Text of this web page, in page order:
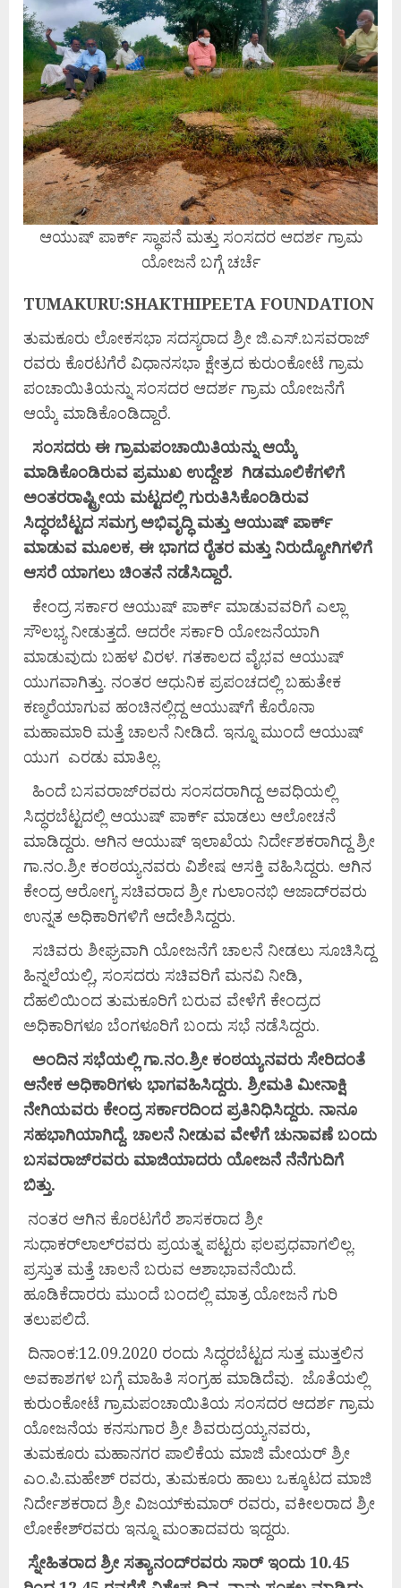
ಆಯುಷ್ ಪಾರ್ಕ್ ಸ್ಥಾಪನೆ ಮತ್ತು ಸಂಸದರ ಆದರ್ಶ ಗ್ರಾಮ
ಯೋಜನೆ ಬಗ್ಗೆ ಚರ್ಚೆ
TUMAKURU:SHAKTHIPEETA FOUNDATION
ತುಮಕೂರು ಲೋಕಸಭಾ ಸದಸ್ಯರಾದ ಶ್ರೀ ಜಿ.ಎಸ್.ಬಸವರಾಜ್
ರವರು ಕೊರಟಗೆರೆ ವಿಧಾನಸಭಾ ಕ್ಷೇತ್ರದ ಕುರುಂಕೋಟೆ ಗ್ರಾಮ
ಪಂಚಾಯಿತಿಯನ್ನು ಸಂಸದರ ಆದರ್ಶ ಗ್ರಾಮ ಯೋಜನೆಗೆ
ಆಯ್ಕೆ ಮಾಡಿಕೊಂಡಿದ್ದಾರೆ.
ಸಂಸದರು ಈ ಗ್ರಾಮಪಂಚಾಯಿತಿಯನ್ನು ಆಯ್ಕೆ
ಮಾಡಿಕೊಂಡಿರುವ ಪ್ರಮುಖ ಉದ್ದೇಶ ಗಿಡಮೂಲಿಕೆಗಳಿಗೆ
ಅಂತರರಾಷ್ಟ್ರೀಯ ಮಟ್ಟದಲ್ಲಿ ಗುರುತಿಸಿಕೊಂಡಿರುವ
ಸಿದ್ಧರಬೆಟ್ಟದ ಸಮಗ್ರ ಅಭಿವೃದ್ಧಿ ಮತ್ತು ಆಯುಷ್ ಪಾರ್ಕ್
ಮಾಡುವ ಮೂಲಕ, ಈ ಭಾಗದ ರೈತರ ಮತ್ತು ನಿರುದ್ಯೋಗಿಗಳಿಗೆ
ಆಸರೆ ಯಾಗಲು ಚಿಂತನೆ ನಡೆಸಿದ್ದಾರೆ.
ಕೇಂದ್ರ ಸರ್ಕಾರ ಆಯುಷ್ ಪಾರ್ಕ್ ಮಾಡುವವರಿಗೆ ಎಲ್ಲಾ
ಸೌಲಭ್ಯ ನೀಡುತ್ತದೆ. ಆದರೇ ಸರ್ಕಾರಿ ಯೋಜನೆಯಾಗಿ
ಮಾಡುವುದು ಬಹಳ ವಿರಳ. ಗತಕಾಲದ ವೈಭವ ಆಯುಷ್
ಯುಗವಾಗಿತ್ತು. ನಂತರ ಆಧುನಿಕ ಪ್ರಪಂಚದಲ್ಲಿ ಬಹುತೇಕ
ಕಣ್ಮರೆಯಾಗುವ ಹಂಚಿನಲ್ಲಿದ್ದ ಆಯುಷ್‌ಗೆ ಕೊರೊನಾ
ಮಹಾಮಾರಿ ಮತ್ತೆ ಚಾಲನೆ ನೀಡಿದೆ. ಇನ್ನೂ ಮುಂದೆ ಆಯುಷ್
ಯುಗ ಎರಡು ಮಾತಿಲ್ಲ.
ಹಿಂದೆ ಬಸವರಾಜ್‌ರವರು ಸಂಸದರಾಗಿದ್ದ ಅವಧಿಯಲ್ಲಿ
ಸಿದ್ಧರಬೆಟ್ಟದಲ್ಲಿ ಆಯುಷ್ ಪಾರ್ಕ್ ಮಾಡಲು ಆಲೋಚನೆ
ಮಾಡಿದ್ದರು. ಆಗಿನ ಆಯುಷ್ ಇಲಾಖೆಯ ನಿರ್ದೇಶಕರಾಗಿದ್ದ ಶ್ರೀ
ಗಾ.ನಂ.ಶ್ರೀ ಕಂಠಯ್ಯನವರು ವಿಶೇಷ ಆಸಕ್ತಿ ವಹಿಸಿದ್ದರು. ಆಗಿನ
ಕೇಂದ್ರ ಆರೋಗ್ಯ ಸಚಿವರಾದ ಶ್ರೀ ಗುಲಾಂನಭಿ ಆಜಾದ್‌ರವರು
ಉನ್ನತ ಅಧಿಕಾರಿಗಳಿಗೆ ಆದೇಶಿಸಿದ್ದರು.
ಸಚಿವರು ಶೀಘ್ರವಾಗಿ ಯೋಜನೆಗೆ ಚಾಲನೆ ನೀಡಲು ಸೂಚಿಸಿದ್ದ
ಹಿನ್ನಲೆಯಲ್ಲಿ, ಸಂಸದರು ಸಚಿವರಿಗೆ ಮನವಿ ನೀಡಿ,
ದೆಹಲಿಯಿಂದ ತುಮಕೂರಿಗೆ ಬರುವ ವೇಳೆಗೆ ಕೇಂದ್ರದ
ಅಧಿಕಾರಿಗಳೂ ಬೆಂಗಳೂರಿಗೆ ಬಂದು ಸಭೆ ನಡೆಸಿದ್ದರು.
ಅಂದಿನ ಸಭೆಯಲ್ಲಿ ಗಾ.ನಂ.ಶ್ರೀ ಕಂಠಯ್ಯನವರು ಸೇರಿದಂತೆ
ಆನೇಕ ಅಧಿಕಾರಿಗಳು ಭಾಗವಹಿಸಿದ್ದರು. ಶ್ರೀಮತಿ ಮೀನಾಕ್ಷಿ
ನೇಗಿಯವರು ಕೇಂದ್ರ ಸರ್ಕಾರದಿಂದ ಪ್ರತಿನಿಧಿಸಿದ್ದರು. ನಾನೂ
ಸಹಭಾಗಿಯಾಗಿದ್ದೆ. ಚಾಲನೆ ನೀಡುವ ವೇಳೆಗೆ ಚುನಾವಣೆ ಬಂದು
ಬಸವರಾಜ್‌ರವರು ಮಾಜಿಯಾದರು ಯೋಜನೆ ನೆನೆಗುದಿಗೆ
ಬಿತ್ತು.
ನಂತರ ಆಗಿನ ಕೊರಟಗೆರೆ ಶಾಸಕರಾದ ಶ್ರೀ
ಸುಧಾಕರ್‌ಲಾಲ್‌ರವರು ಪ್ರಯತ್ನ ಪಟ್ಟರು ಫಲಪ್ರಧವಾಗಲಿಲ್ಲ.
ಪ್ರಸ್ತುತ ಮತ್ತೆ ಚಾಲನೆ ಬರುವ ಆಶಾಭಾವನೆಯಿದೆ.
ಹೂಡಿಕೆದಾರರು ಮುಂದೆ ಬಂದಲ್ಲಿ ಮಾತ್ರ ಯೋಜನೆ ಗುರಿ
ತಲುಪಲಿದೆ.
ದಿನಾಂಕ:12.09.2020 ರಂದು ಸಿದ್ಧರಬೆಟ್ಟದ ಸುತ್ತ ಮುತ್ತಲಿನ
ಅವಕಾಶಗಳ ಬಗ್ಗೆ ಮಾಹಿತಿ ಸಂಗ್ರಹ ಮಾಡಿದೆವು. ಜೊತೆಯಲ್ಲಿ
ಕುರುಂಕೋಟೆ ಗ್ರಾಮಪಂಚಾಯಿತಿಯ ಸಂಸದರ ಆದರ್ಶ ಗ್ರಾಮ
ಯೋಜನೆಯ ಕನಸುಗಾರ ಶ್ರೀ ಶಿವರುದ್ರಯ್ಯನವರು,
ತುಮಕೂರು ಮಹಾನಗರ ಪಾಲಿಕೆಯ ಮಾಜಿ ಮೇಯರ್ ಶ್ರೀ
ಎಂ.ಪಿ.ಮಹೇಶ್ ರವರು, ತುಮಕೂರು ಹಾಲು ಒಕ್ಕೂಟದ ಮಾಜಿ
ನಿರ್ದೇಶಕರಾದ ಶ್ರೀ ವಿಜಯ್‌ಕುಮಾರ್ ರವರು, ವಕೀಲರಾದ ಶ್ರೀ
ಲೋಕೇಶ್‌ರವರು ಇನ್ನೂ ಮಂತಾದವರು ಇದ್ದರು.
ಸ್ನೇಹಿತರಾದ ಶ್ರೀ ಸತ್ಯಾನಂದ್‌ರವರು ಸಾರ್ ಇಂದು 10.45